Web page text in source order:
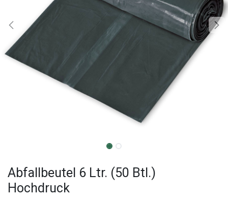
Abfallbeutel 6 Ltr. (50 Btl.)
Hochdruck